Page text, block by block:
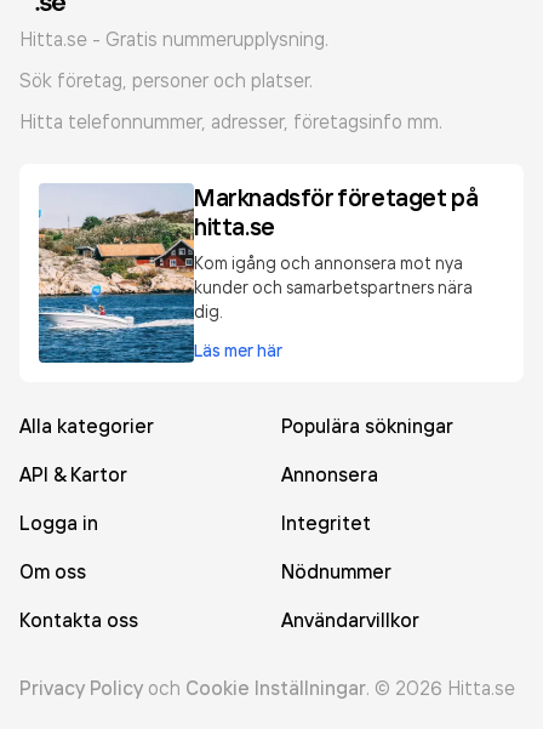
Hitta.se - Gratis nummerupplysning.
Sök företag, personer och platser.
Hitta telefonnummer, adresser, företagsinfo mm.
Marknadsför företaget på
hitta.se
Kom igång och annonsera mot nya
kunder och samarbetspartners nära
dig.
Läs mer här
Alla kategorier
Populära sökningar
API & Kartor
Annonsera
Logga in
Integritet
Om oss
Nödnummer
Kontakta oss
Användarvillkor
Privacy Policy och Cookie Inställningar. © 2026 Hitta.se